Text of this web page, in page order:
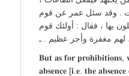
. وقد سئل عمر عن قوم
بها ، فقال : أولئك قوم
لهم مغفرة وأجر عظيم . ـ
𝐁𝐮𝐭 𝐚𝐬 𝐟𝐨𝐫 𝐩𝐫𝐨𝐡𝐢𝐛𝐢𝐭𝐢𝐨𝐧𝐬,
𝐚𝐛𝐬𝐞𝐧𝐜𝐞 [𝐢.𝐞. 𝐭𝐡𝐞 𝐚𝐛𝐬𝐞𝐧𝐜𝐞